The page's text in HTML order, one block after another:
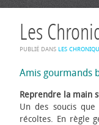
Les
PUBLIÉ DANS LES
Amis gourmands
Reprendre la main
Un des soucis
récoltes. En règle